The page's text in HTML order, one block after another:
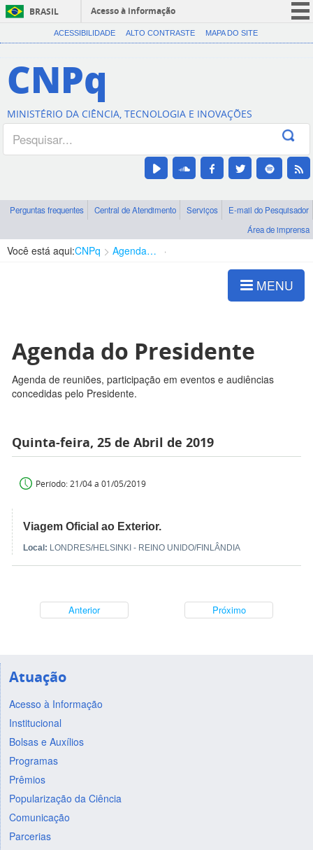
BRASIL
Acesso à informação
CORONAVÍRUS (COVID-19)
Canais
ACESSIBILIDADE ALTO CONTRASTE MAPA DO SITE
CNPq
MINISTÉRIO DA CIÊNCIA, TECNOLOGIA E INOVAÇÕES
Perguntas frequentes Central de Atendimento Serviços
E-mail do Pesquisador
Área de imprensa
Você está aqui:CNPq Agenda de autoridades
MENU
Agenda do Presidente
Agenda de reuniões, participação em eventos e audiências
concedidas pelo Presidente.
Quinta-feira, 25 de Abril de 2019
Período: 21/04 a 01/05/2019
Viagem Oficial ao Exterior.
Local: LONDRES/HELSINKI - REINO UNIDO/FINLÂNDIA
Anterior Próximo
Atuação
Acesso à Informação
Institucional
Bolsas e Auxílios
Programas
Prêmios
Popularização da Ciência
Comunicação
Parcerias